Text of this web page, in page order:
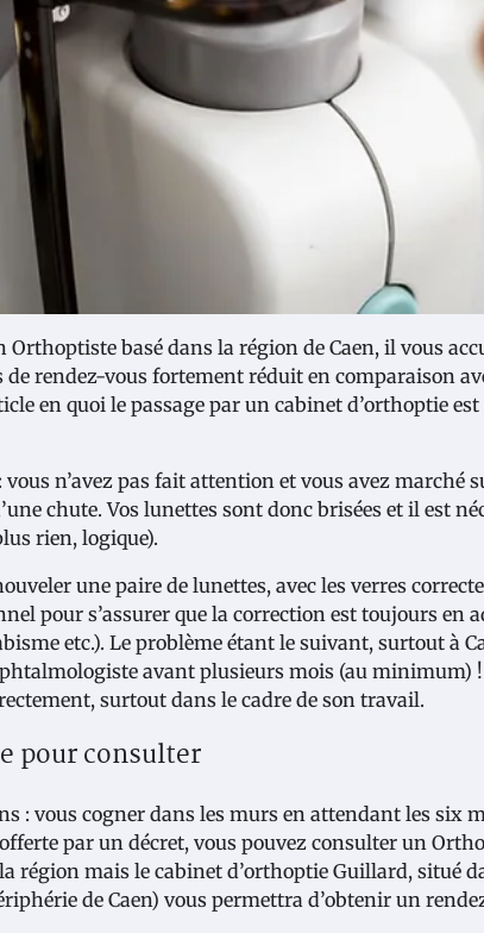
basé dans la région de Caen, il vous
de rendez-vous fortement réduit en comparaison
en quoi le passage par un cabinet d’orthoptie
vous n’avez pas fait attention et vous avez marché
chute. Vos lunettes sont donc brisées et il est
rien, logique).
une paire de lunettes, avec les verres
pour s’assurer que la correction est toujours en
etc.). Le problème étant le suivant, surtout à
avant plusieurs mois (au minimum) !
surtout dans le cadre de son travail.
pour consulter
: vous cogner dans les murs en attendant les six
par un décret, vous pouvez consulter un
région mais le cabinet d’orthoptie Guillard, situé
de Caen) vous permettra d’obtenir un